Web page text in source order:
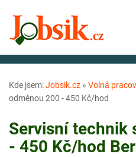
Kde jsem:Jobsik.cz » Volná
odměnou 200 - 450 Kč/hod
Servisní technik
- 450 Kč/hod